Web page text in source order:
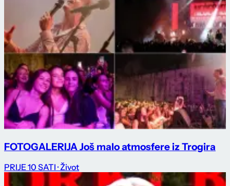
FOTOGALERIJA Još malo atmosfere iz Trogira
PRIJE 10 SATI · Život